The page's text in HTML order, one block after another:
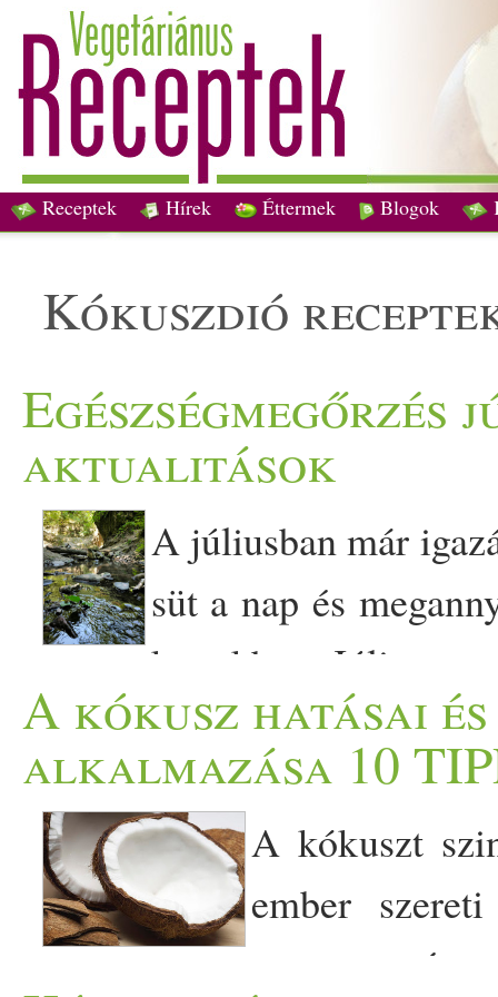
Receptek Hírek Éttermek Blogok
kókuszdió
Egészségmegőrzés
aktualitások
A júliusban már
süt a nap és
kertekben. Július
beindulnak a nyári
ráhangolódni a
sokan hétvégén a
utaznak, a legtöbben már
nagyon közel van a
A kókusz hatásai
alkalmazása 10
A kókuszt
ember
nagyon